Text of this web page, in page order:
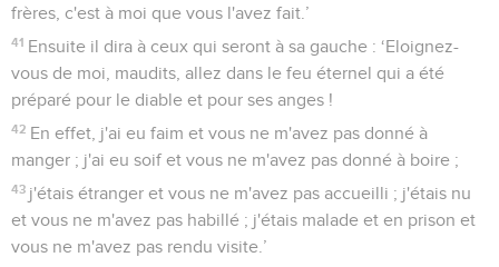
frères, c'est à moi que vous l'avez fait.’
41 Ensuite il dira à ceux qui seront à sa gauche : ‘Eloignez-
vous de moi, maudits, allez dans le feu éternel qui a été
préparé pour le diable et pour ses anges !
42 En effet, j'ai eu faim et vous ne m'avez pas donné à
manger ; j'ai eu soif et vous ne m'avez pas donné à boire ;
43 j'étais étranger et vous ne m'avez pas accueilli ; j'étais nu
et vous ne m'avez pas habillé ; j'étais malade et en prison et
vous ne m'avez pas rendu visite.’